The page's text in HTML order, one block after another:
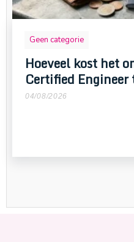
Geen categorie
Hoeveel kost het
Certified Engineer
04/08/2026